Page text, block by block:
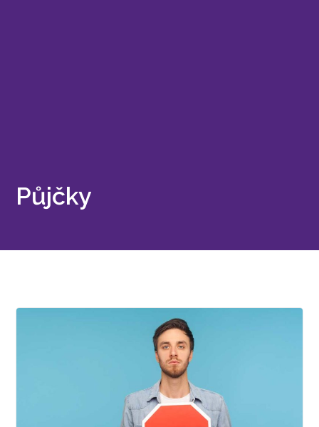
Půjčky